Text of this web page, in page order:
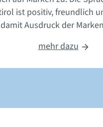
ist positiv, freundlich
damit Ausdruck der
mehr dazu